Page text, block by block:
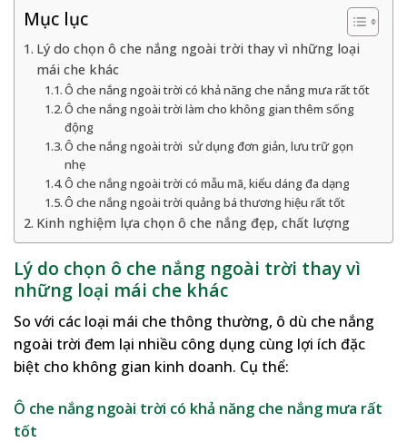
Mục lục
Lý do chọn ô che nắng ngoài trời thay vì những loại
mái che khác
Ô che nắng ngoài trời có khả năng che nắng mưa rất tốt
Ô che nắng ngoài trời làm cho không gian thêm sống
động
Ô che nắng ngoài trời sử dụng đơn giản, lưu trữ gọn
nhẹ
Ô che nắng ngoài trời có mẫu mã, kiểu dáng đa dạng
Ô che nắng ngoài trời quảng bá thương hiệu rất tốt
Kinh nghiệm lựa chọn ô che nắng đẹp, chất lượng
Lý do chọn ô che nắng ngoài trời thay vì
những loại mái che khác
So với các loại mái che thông thường, ô dù che nắng
ngoài trời đem lại nhiều công dụng cùng lợi ích đặc
biệt cho không gian kinh doanh. Cụ thể:
Ô che nắng ngoài trời có khả năng che nắng mưa rất
tốt